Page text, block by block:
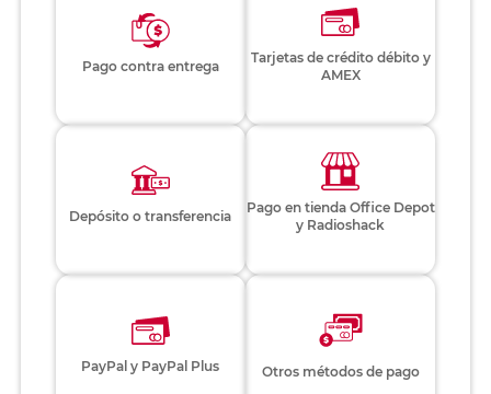
Pago contra entrega
Tarjetas de crédito débito y
AMEX
Depósito o transferencia
Pago en tienda Office Depot
y Radioshack
PayPal y PayPal Plus Otros métodos de pago